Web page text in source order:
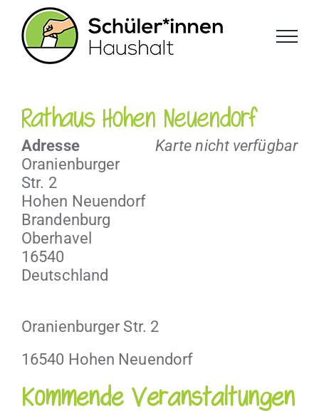
Inhalt
springen
Rathaus Hohen Neuendorf
Karte nicht verfügbar
Adresse
Oranien­burg­er
Str. 2
Hohen Neuendorf
Brandenburg
Oberhavel
16540
Deutschland
Oranien­burg­er Str. 2
16540 Hohen Neuendorf
Kommende Veranstaltungen